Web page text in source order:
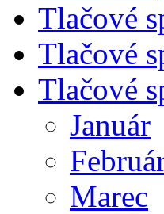
Tlačové
Tlačové
Tlačové
Január
Marec